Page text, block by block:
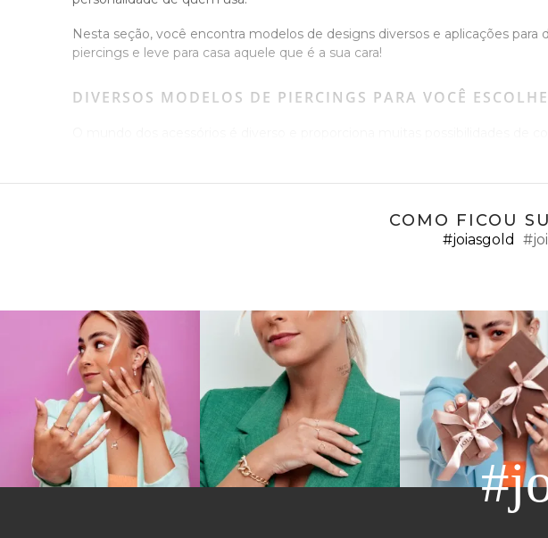
Nesta seção, você encontra modelos de designs diversos e aplicações
piercings e leve para casa aquele que é a sua cara!
DIVERSOS MODELOS DE PIERCINGS PARA VOCÊ
O mundo dos acessórios é diverso e proporciona muitas possibilidades de
Veja as opções que encontra aqui:
Nossa loja oferece sempre os melhores acessórios femininos, então, você
Piercing de orelha
Opiercing de orelha
é excelente para criar mixes de brincos, valorizar
helix, tragus, daith, rook, conch e outras perfurações.
Dentre os mais escolhidos, estão os piercings de argola. Versáteis e
ou sem pedra, pequeno. E então, qual você vai escolher?
COMO FICOU
#joiasgold